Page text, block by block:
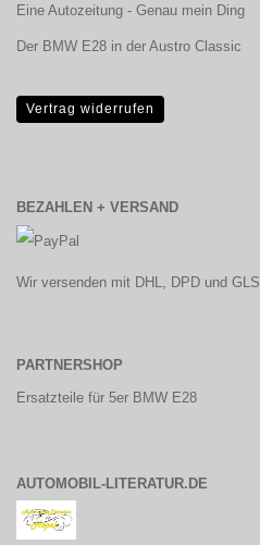
Eine Autozeitung - Genau mein Ding
Der BMW E28 in der Austro Classic
Vertrag widerrufen
BEZAHLEN + VERSAND
Wir versenden mit DHL, DPD und GLS.
PARTNERSHOP
Ersatzteile für 5er BMW E28
AUTOMOBIL-LITERATUR.DE